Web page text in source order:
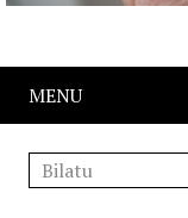
MENU